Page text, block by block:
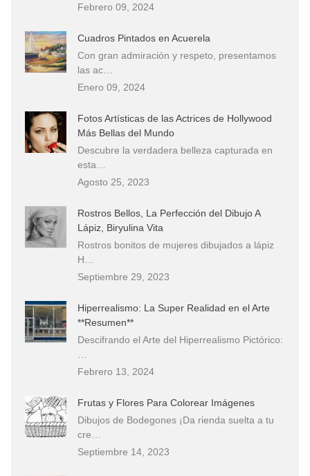
Febrero 09, 2024
Cuadros Pintados en Acuerela
Con gran admiración y respeto, presentamos
las ac…
Enero 09, 2024
Fotos Artísticas de las Actrices de Hollywood
Más Bellas del Mundo
Descubre la verdadera belleza capturada en
esta…
Agosto 25, 2023
Rostros Bellos, La Perfección del Dibujo A
Lápiz, Biryulina Vita
Rostros bonitos de mujeres dibujados a lápiz
H…
Septiembre 29, 2023
Hiperrealismo: La Super Realidad en el Arte
**Resumen**
Descifrando el Arte del Hiperrealismo Pictórico:
Febrero 13, 2024
Frutas y Flores Para Colorear Imágenes
Dibujos de Bodegones ¡Da rienda suelta a tu
cre…
Septiembre 14, 2023